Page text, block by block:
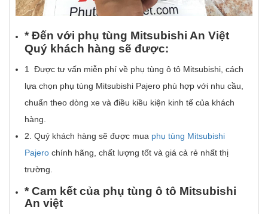
* Đến với phụ tùng Mitsubishi An Việt
Quý khách hàng sẽ được:
1 Được tư vấn miễn phí về phụ tùng ô tô Mitsubishi, cách
lựa chọn phụ tùng Mitsubishi Pajero phù hợp với nhu cầu,
chuẩn theo dòng xe và điều kiều kiện kinh tế của khách
hàng.
2. Quý khách hàng sẽ được mua phụ tùng Mitsubishi
Pajero chính hãng, chất lượng tốt và giá cả rẻ nhất thị
trường.
*Cam kết của phụ tùng ô tô Mitsubishi
An việt